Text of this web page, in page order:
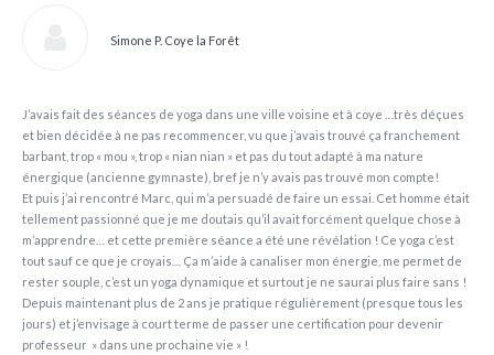
Simone P. Coye la Forêt
J’avais fait des séances de yoga dans une ville voisine et à coye …très déçues
et bien décidée à ne pas recommencer, vu que j’avais trouvé ça franchement
barbant, trop « mou », trop « nian nian » et pas du tout adapté à ma nature
énergique (ancienne gymnaste), bref je n’y avais pas trouvé mon compte!
Et puis j’ai rencontré Marc, qui m’a persuadé de faire un essai. Cet homme était
tellement passionné que je me doutais qu’il avait forcément quelque chose à
m’apprendre… et cette première séance a été une révélation ! Ce yoga c’est
tout sauf ce que je croyais… Ça m’aide à canaliser mon énergie, me permet de
rester souple, c’est un yoga dynamique et surtout je ne saurai plus faire sans !
Depuis maintenant plus de 2 ans je pratique régulièrement (presque tous les
jours) et j’envisage à court terme de passer une certification pour devenir
professeur » dans une prochaine vie » !